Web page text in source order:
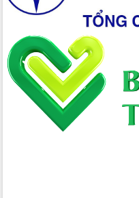
Định vị cà phê Việt Nam như một “di
sản sống” trong dòng chảy toàn cầu
Xây dựng nông thôn mới: Nâng cao đời
sống người dân từ những mô hình thiết
thực
Quyết liệt tháo gỡ vướng mắc, đẩy
nhanh tiến độ các dự án trọng điểm
trong Khu kinh tế Nam Phú Yên
Hòn Yến phát triển du lịch gắn với bảo